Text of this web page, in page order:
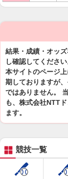
結果・成績・オッ
し確認してください
本サイトのページ
期しておりますが
ではありません。
も、株式会社NTT
ます。
競技一覧